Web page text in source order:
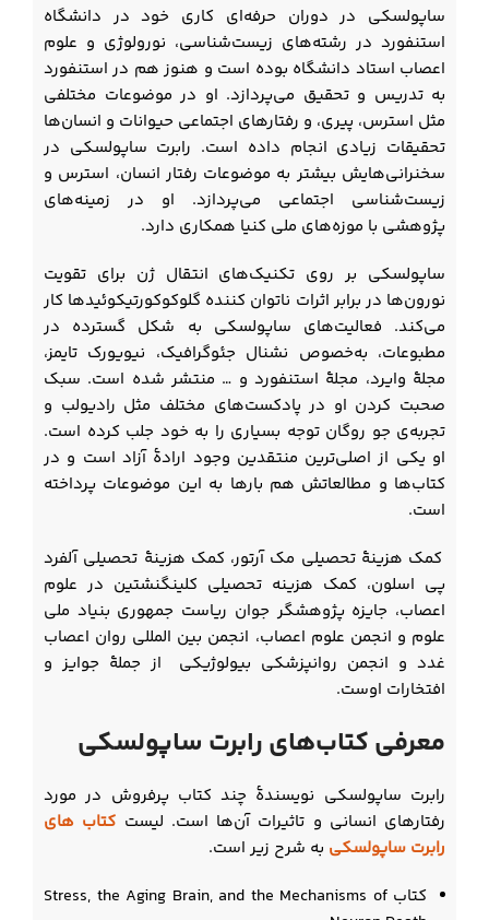
ساپولسکی در دوران حرفه‌ای کاری خود در دانشگاه
استنفورد در رشته‌های زیست‌شناسی، نورولوژی و علوم
اعصاب استاد دانشگاه بوده است و هنوز هم در استنفورد
به تدریس و تحقیق می‌پردازد. او در موضوعات مختلفی
مثل استرس، پیری، و رفتارهای اجتماعی حیوانات و انسان‌ها
تحقیقات زیادی انجام داده است. رابرت ساپولسکی در
سخنرانی‌هایش بیشتر به موضوعات رفتار انسان، استرس و
زیست‌شناسی اجتماعی می‌پردازد. او در زمینه‌های
پژوهشی با موزه‌های ملی کنیا همکاری دارد.
ساپولسکی بر روی تکنیک‌های انتقال ژن برای تقویت
نورون‌ها در برابر اثرات ناتوان کننده گلوکوکورتیکوئیدها کار
می‌کند. فعالیت‌های ساپولسکی به شکل گسترده در
مطبوعات، به‌خصوص نشنال جئوگرافیک، نیویورک تایمز،
مجلۀ وایرد، مجلۀ استنفورد و … منتشر شده است. سبک
صحبت کردن او در پادکست‌های مختلف مثل رادیولب و
تجربه‌ی جو روگان توجه بسیاری را به خود جلب کرده است.
او یکی از اصلی‌ترین منتقدین وجود ارادۀ آزاد است و در
کتاب‌ها و مطالعاتش هم بارها به این موضوعات پرداخته
است.
کمک هزینۀ تحصیلی مک آرتور، کمک هزینۀ تحصیلی آلفرد
پی اسلون، کمک هزینه تحصیلی کلینگنشتین در علوم
اعصاب، جایزه پژوهشگر جوان ریاست جمهوری بنیاد ملی
علوم و انجمن علوم اعصاب، انجمن بین المللی روان اعصاب
غدد و انجمن روانپزشکی بیولوژیکی از جملۀ جوایز و
افتخارات اوست.
معرفی کتاب‌های رابرت ساپولسکی
رابرت ساپولسکی نویسندۀ چند کتاب پرفروش در مورد
رفتارهای انسانی و تاثیرات آن‌ها است. لیست کتاب های
رابرت ساپولسکی به شرح زیر است.
کتاب Stress, the Aging Brain, and the Mechanisms of